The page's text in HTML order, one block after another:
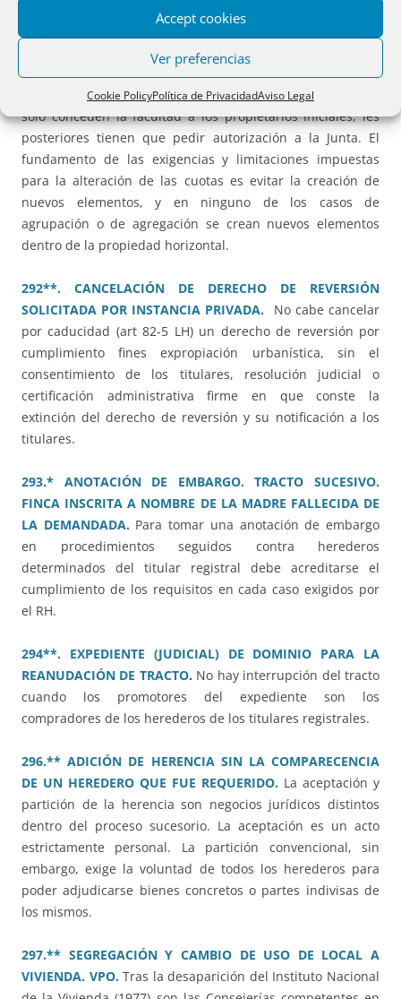
Accept cookies
Ver preferencias
Cookie PolicyPolítica de PrivacidadAviso Legal
esa prohibición de enajenar impide incluso el acto de
287.** AGRUPACIÓN DE FINCAS EN UN EDIFICIO EN
RÉGIMEN DE PROPIEDAD HORIZONTAL.Si los estatutos
sólo conceden la facultad a los propietarios iniciales, les
posteriores tienen que pedir autorización a la Junta. El
fundamento de las exigencias y limitaciones impuestas
para la alteración de las cuotas es evitar la creación de
nuevos elementos, y en ninguno de los casos de
agrupación o de agregación se crean nuevos elementos
dentro de la propiedad horizontal.
292**. CANCELACIÓN DE DERECHO DE REVERSIÓN
SOLICITADA POR INSTANCIA PRIVADA. No cabe cancelar
por caducidad (art 82-5 LH) un derecho de reversión por
cumplimiento fines expropiación urbanística, sin el
consentimiento de los titulares, resolución judicial o
certificación administrativa firme en que conste la
extinción del derecho de reversión y su notificación a los
titulares.
293.* ANOTACIÓN DE EMBARGO. TRACTO SUCESIVO.
FINCA INSCRITA A NOMBRE DE LA MADRE FALLECIDA DE
LA DEMANDADA.Para tomar una anotación de embargo
en procedimientos seguidos contra herederos
determinados del titular registral debe acreditarse el
cumplimiento de los requisitos en cada caso exigidos por
el RH.
294**. EXPEDIENTE (JUDICIAL) DE DOMINIO PARA LA
REANUDACIÓN DE TRACTO. No hay interrupción del tracto
cuando los promotores del expediente son los
compradores de los herederos de los titulares registrales.
296.** ADICIÓN DE HERENCIA SIN LA COMPARECENCIA
DE UN HEREDERO QUE FUE REQUERIDO. La aceptación y
partición de la herencia son negocios jurídicos distintos
dentro del proceso sucesorio. La aceptación es un acto
estrictamente personal. La partición convencional, sin
embargo, exige la voluntad de todos los herederos para
poder adjudicarse bienes concretos o partes indivisas de
los mismos.
297.** SEGREGACIÓN Y CAMBIO DE USO DE LOCAL A
VIVIENDA. VPO.Tras la desaparición del Instituto Nacional